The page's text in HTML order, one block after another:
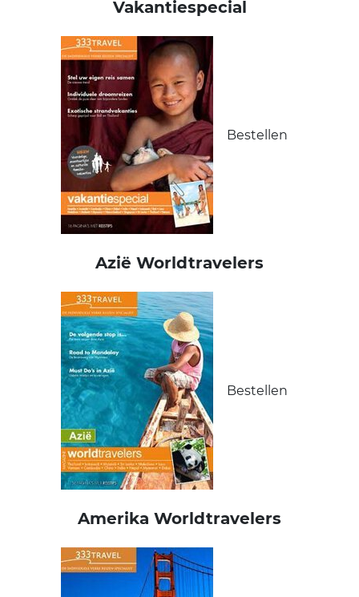
Vakantiespecial
Bestellen
Azië Worldtravelers
Bestellen
Amerika Worldtravelers